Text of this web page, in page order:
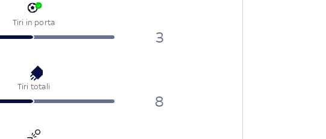
Tiri in porta
3
Tiri totali
8